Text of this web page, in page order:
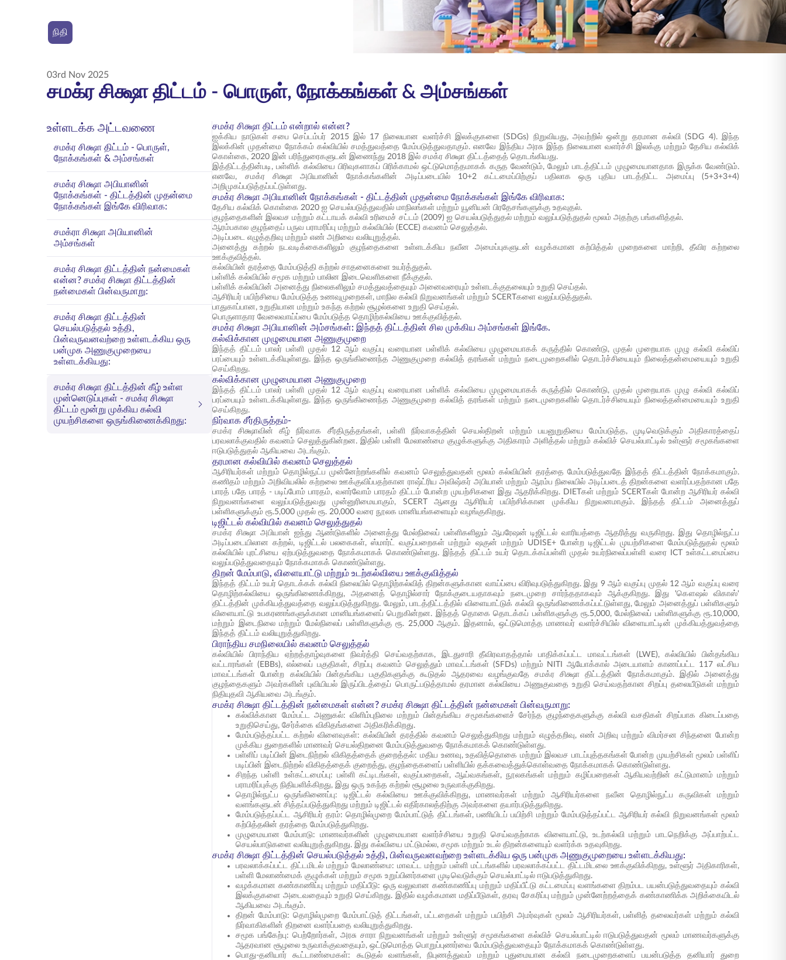
நிதி
03rd Nov 2025
சமக்ர சிக்ஷா திட்டம் - பொருள், நோக்கங்கள் & அம்சங்கள்
உள்ளடக்க அட்டவணை
சமக்ர சிக்ஷா திட்டம் - பொருள்,
நோக்கங்கள் & அம்சங்கள்
சமக்ர சிக்ஷா அபியானின்
நோக்கங்கள் - திட்டத்தின் முதன்மை
நோக்கங்கள் இங்கே விரிவாக:
சமக்ரா சிக்ஷா அபியானின்
அம்சங்கள்
சமக்ர சிக்ஷா திட்டத்தின் நன்மைகள்
என்ன? சமக்ர சிக்ஷா திட்டத்தின்
நன்மைகள் பின்வருமாறு:
சமக்ர சிக்ஷா திட்டத்தின்
செயல்படுத்தல் உத்தி,
பின்வருவனவற்றை உள்ளடக்கிய ஒரு
பன்முக அணுகுமுறையை
உள்ளடக்கியது:
சமக்ர சிக்ஷா திட்டத்தின் கீழ் உள்ள
முன்னெடுப்புகள் - சமக்ர சிக்ஷா
திட்டம் மூன்று முக்கிய கல்வி
முயற்சிகளை ஒருங்கிணைக்கிறது:
சமக்ர சிக்ஷா திட்டம் என்றால் என்ன?
ஐக்கிய நாடுகள் சபை செப்டம்பர் 2015 இல் 17 நிலையான வளர்ச்சி இலக்குகளை (SDGs) நிறுவியது, அவற்றில் ஒன்று தரமான கல்வி (SDG 4). இந்த
இலக்கின் முதன்மை நோக்கம் கல்வியில் சமத்துவத்தை மேம்படுத்துவதாகும். எனவே இந்திய அரசு இந்த நிலையான வளர்ச்சி இலக்கு மற்றும் தேசிய கல்விக்
கொள்கை, 2020 இன் பரிந்துரைகளுடன் இணைந்து 2018 இல் சமக்ர சிக்ஷா திட்டத்தைத் தொடங்கியது.
இத்திட்டத்தின்படி, பள்ளிக் கல்வியை பிரிவுகளாகப் பிரிக்காமல் ஒட்டுமொத்தமாகக் கருத வேண்டும், மேலும் பாடத்திட்டம் முழுமையானதாக இருக்க வேண்டும்.
எனவே, சமக்ர சிக்ஷா அபியானின் நோக்கங்களின் அடிப்படையில் 10+2 கட்டமைப்பிற்குப் பதிலாக ஒரு புதிய பாடத்திட்ட அமைப்பு (5+3+3+4)
அறிமுகப்படுத்தப்பட்டுள்ளது.
சமக்ர சிக்ஷா அபியானின் நோக்கங்கள் - திட்டத்தின் முதன்மை நோக்கங்கள் இங்கே விரிவாக:
தேசிய கல்விக் கொள்கை 2020 ஐ செயல்படுத்துவதில் மாநிலங்கள் மற்றும் யூனியன் பிரதேசங்களுக்கு உதவுதல்.
குழந்தைகளின் இலவச மற்றும் கட்டாயக் கல்வி உரிமைச் சட்டம் (2009) ஐ செயல்படுத்துதல் மற்றும் வலுப்படுத்துதல் மூலம் அதற்கு பங்களித்தல்.
ஆரம்பகால குழந்தைப் பருவ பராமரிப்பு மற்றும் கல்வியில் (ECCE) கவனம் செலுத்தல்.
அடிப்படை எழுத்தறிவு மற்றும் எண் அறிவை வலியுறுத்தல்.
அனைத்து கற்றல் நடவடிக்கைகளிலும் குழந்தைகளை உள்ளடக்கிய நவீன அமைப்புகளுடன் வழக்கமான கற்பித்தல் முறைகளை மாற்றி, தீவிர கற்றலை
ஊக்குவித்தல்.
கல்வியின் தரத்தை மேம்படுத்தி கற்றல் சாதனைகளை உயர்த்துதல்.
பள்ளிக் கல்வியில் சமூக மற்றும் பாலின இடைவெளிகளை நீக்குதல்.
பள்ளிக் கல்வியின் அனைத்து நிலைகளிலும் சமத்துவத்தையும் அனைவரையும் உள்ளடக்குதலையும் உறுதி செய்தல்.
ஆசிரியர் பயிற்சியை மேம்படுத்த உணவுமுறைகள், மாநில கல்வி நிறுவனங்கள் மற்றும் SCERTகளை வலுப்படுத்துதல்.
பாதுகாப்பான, உறுதியான மற்றும் உகந்த கற்றல் சூழல்களை உறுதி செய்தல்.
பொருளாதார வேலைவாய்ப்பை மேம்படுத்த தொழிற்கல்வியை ஊக்குவித்தல்.
சமக்ர சிக்ஷா அபியானின் அம்சங்கள்: இந்தத் திட்டத்தின் சில முக்கிய அம்சங்கள் இங்கே.
கல்விக்கான முழுமையான அணுகுமுறை
இந்தத் திட்டம் பாலர் பள்ளி முதல் 12 ஆம் வகுப்பு வரையான பள்ளிக் கல்வியை முழுமையாகக் கருத்தில் கொண்டு, முதல் முறையாக முழு கல்வி கல்விப்
பரப்பையும் உள்ளடக்கியுள்ளது. இந்த ஒருங்கிணைந்த அணுகுமுறை கல்வித் தரங்கள் மற்றும் நடைமுறைகளில் தொடர்ச்சியையும் நிலைத்தன்மையையும் உறுதி
செய்கிறது.
கல்விக்கான முழுமையான அணுகுமுறை
இந்தத் திட்டம் பாலர் பள்ளி முதல் 12 ஆம் வகுப்பு வரையான பள்ளிக் கல்வியை முழுமையாகக் கருத்தில் கொண்டு, முதல் முறையாக முழு கல்வி கல்விப்
பரப்பையும் உள்ளடக்கியுள்ளது. இந்த ஒருங்கிணைந்த அணுகுமுறை கல்வித் தரங்கள் மற்றும் நடைமுறைகளில் தொடர்ச்சியையும் நிலைத்தன்மையையும் உறுதி
செய்கிறது.
நிர்வாக சீர்திருத்தம்-
சமக்ர சிக்ஷாவின் கீழ் நிர்வாக சீர்திருத்தங்கள், பள்ளி நிர்வாகத்தின் செயல்திறன் மற்றும் பயனுறுதியை மேம்படுத்த, முடிவெடுக்கும் அதிகாரத்தைப்
பரவலாக்குவதில் கவனம் செலுத்துகின்றன. இதில் பள்ளி மேலாண்மை குழுக்களுக்கு அதிகாரம் அளித்தல் மற்றும் கல்விச் செயல்பாட்டில் உள்ளூர் சமூகங்களை
ஈடுபடுத்துதல் ஆகியவை அடங்கும்.
தரமான கல்வியில் கவனம் செலுத்தல்
ஆசிரியர்கள் மற்றும் தொழில்நுட்ப முன்னேற்றங்களில் கவனம் செலுத்துவதன் மூலம் கல்வியின் தரத்தை மேம்படுத்துவதே இந்தத் திட்டத்தின் நோக்கமாகும்.
கணிதம் மற்றும் அறிவியலில் கற்றலை ஊக்குவிப்பதற்கான ராஷ்ட்ரிய அவிஷ்கர் அபியான் மற்றும் ஆரம்ப நிலையில் அடிப்படைத் திறன்களை வளர்ப்பதற்கான பதே
பாரத் பதே பாரத் - படிப்போம் பாரதம், வளர்வோம் பாரதம் திட்டம் போன்ற முயற்சிகளை இது ஆதரிக்கிறது. DIETகள் மற்றும் SCERTகள் போன்ற ஆசிரியர் கல்வி
நிறுவனங்களை வலுப்படுத்துவது முன்னுரிமையாகும், SCERT ஆனது ஆசிரியர் பயிற்சிக்கான முக்கிய நிறுவனமாகும். இந்தத் திட்டம் அனைத்துப்
பள்ளிகளுக்கும் ரூ.5,000 முதல் ரூ. 20,000 வரை நூலக மானியங்களையும் வழங்குகிறது.
டிஜிட்டல் கல்வியில் கவனம் செலுத்துதல்
சமக்ர சிக்ஷா அபியான் ஐந்து ஆண்டுகளில் அனைத்து மேல்நிலைப் பள்ளிகளிலும் ஆபரேஷன் டிஜிட்டல் வாரியத்தை ஆதரித்து வருகிறது. இது தொழில்நுட்ப
அடிப்படையிலான கற்றல், டிஜிட்டல் பலகைகள், ஸ்மார்ட் வகுப்பறைகள் மற்றும் ஷகுன் மற்றும் UDISE+ போன்ற டிஜிட்டல் முயற்சிகளை மேம்படுத்துதல் மூலம்
கல்வியில் புரட்சியை ஏற்படுத்துவதை நோக்கமாகக் கொண்டுள்ளது. இந்தத் திட்டம் உயர் தொடக்கப்பள்ளி முதல் உயர்நிலைப்பள்ளி வரை ICT உள்கட்டமைப்பை
வலுப்படுத்துவதையும் நோக்கமாகக் கொண்டுள்ளது.
திறன் மேம்பாடு, விளையாட்டு மற்றும் உடற்கல்வியை ஊக்குவித்தல்
இந்தத் திட்டம் உயர் தொடக்கக் கல்வி நிலையில் தொழிற்கல்வித் திறன்களுக்கான வாய்ப்பை விரிவுபடுத்துகிறது. இது 9 ஆம் வகுப்பு முதல் 12 ஆம் வகுப்பு வரை
தொழிற்கல்வியை ஒருங்கிணைக்கிறது, அதனைத் தொழில்சார் நோக்குடையதாகவும் நடைமுறை சார்ந்ததாகவும் ஆக்குகிறது. இது 'கௌஷல் விகாஸ்'
திட்டத்தின் முக்கியத்துவத்தை வலுப்படுத்துகிறது. மேலும், பாடத்திட்டத்தில் விளையாட்டுக் கல்வி ஒருங்கிணைக்கப்பட்டுள்ளது, மேலும் அனைத்துப் பள்ளிகளும்
விளையாட்டு உபகரணங்களுக்கான மானியங்களைப் பெறுகின்றன. இந்தத் தொகை தொடக்கப் பள்ளிகளுக்கு ரூ.5,000, மேல்நிலைப் பள்ளிகளுக்கு ரூ.10,000,
மற்றும் இடைநிலை மற்றும் மேல்நிலைப் பள்ளிகளுக்கு ரூ. 25,000 ஆகும். இதனால், ஒட்டுமொத்த மாணவர் வளர்ச்சியில் விளையாட்டின் முக்கியத்துவத்தை
இந்தத் திட்டம் வலியுறுத்துகிறது.
பிராந்திய சமநிலையில் கவனம் செலுத்தல்
கல்வியில் பிராந்திய ஏற்றத்தாழ்வுகளை நிவர்த்தி செய்வதற்காக, இடதுசாரி தீவிரவாதத்தால் பாதிக்கப்பட்ட மாவட்டங்கள் (LWE), கல்வியில் பின்தங்கிய
வட்டாரங்கள் (EBBs), எல்லைப் பகுதிகள், சிறப்பு கவனம் செலுத்தும் மாவட்டங்கள் (SFDs) மற்றும் NITI ஆயோக்கால் அடையாளம் காணப்பட்ட 117 லட்சிய
மாவட்டங்கள் போன்ற கல்வியில் பின்தங்கிய பகுதிகளுக்கு கூடுதல் ஆதரவை வழங்குவதே சமக்ர சிக்ஷா திட்டத்தின் நோக்கமாகும். இதில் அனைத்து
குழந்தைகளும் அவர்களின் புவியியல் இருப்பிடத்தைப் பொருட்படுத்தாமல் தரமான கல்வியை அணுகுவதை உறுதி செய்வதற்கான சிறப்பு தலையீடுகள் மற்றும்
நிதியுதவி ஆகியவை அடங்கும்.
சமக்ர சிக்ஷா திட்டத்தின் நன்மைகள் என்ன? சமக்ர சிக்ஷா திட்டத்தின் நன்மைகள் பின்வருமாறு:
கல்விக்கான மேம்பட்ட அணுகல்: விளிம்புநிலை மற்றும் பின்தங்கிய சமூகங்களைச் சேர்ந்த குழந்தைகளுக்கு கல்வி வசதிகள் சிறப்பாக கிடைப்பதை
உறுதிசெய்து, சேர்க்கை விகிதங்களை அதிகரிக்கிறது.
மேம்படுத்தப்பட்ட கற்றல் விளைவுகள்: கல்வியின் தரத்தில் கவனம் செலுத்துகிறது மற்றும் எழுத்தறிவு, எண் அறிவு மற்றும் விமர்சன சிந்தனை போன்ற
முக்கிய துறைகளில் மாணவர் செயல்திறனை மேம்படுத்துவதை நோக்கமாகக் கொண்டுள்ளது.
பள்ளிப் படிப்பின் இடைநிற்றல் விகிதத்தைக் குறைத்தல்: மதிய உணவு, உதவித்தொகை மற்றும் இலவச பாடப்புத்தகங்கள் போன்ற முயற்சிகள் மூலம் பள்ளிப்
படிப்பின் இடைநிற்றல் விகிதத்தைக் குறைத்து, குழந்தைகளைப் பள்ளியில் தக்கவைத்துக்கொள்வதை நோக்கமாகக் கொண்டுள்ளது.
சிறந்த பள்ளி உள்கட்டமைப்பு: பள்ளி கட்டிடங்கள், வகுப்பறைகள், ஆய்வகங்கள், நூலகங்கள் மற்றும் கழிப்பறைகள் ஆகியவற்றின் கட்டுமானம் மற்றும்
பராமரிப்புக்கு நிதியளிக்கிறது, இது ஒரு உகந்த கற்றல் சூழலை உருவாக்குகிறது.
தொழில்நுட்ப ஒருங்கிணைப்பு: டிஜிட்டல் கல்வியை ஊக்குவிக்கிறது, மாணவர்கள் மற்றும் ஆசிரியர்களை நவீன தொழில்நுட்ப கருவிகள் மற்றும்
வளங்களுடன் சித்தப்படுத்துகிறது மற்றும் டிஜிட்டல் எதிர்காலத்திற்கு அவர்களை தயார்படுத்துகிறது.
மேம்படுத்தப்பட்ட ஆசிரியர் தரம்: தொழில்முறை மேம்பாட்டுத் திட்டங்கள், பணியிடப் பயிற்சி மற்றும் மேம்படுத்தப்பட்ட ஆசிரியர் கல்வி நிறுவனங்கள் மூலம்
கற்பித்தலின் தரத்தை மேம்படுத்துகிறது.
முழுமையான மேம்பாடு: மாணவர்களின் முழுமையான வளர்ச்சியை உறுதி செய்வதற்காக விளையாட்டு, உடற்கல்வி மற்றும் பாடநெறிக்கு அப்பாற்பட்ட
செயல்பாடுகளை வலியுறுத்துகிறது. இது கல்வியை மட்டுமல்ல, சமூக மற்றும் உடல் திறன்களையும் வளர்க்க உதவுகிறது.
சமக்ர சிக்ஷா திட்டத்தின் செயல்படுத்தல் உத்தி, பின்வருவனவற்றை உள்ளடக்கிய ஒரு பன்முக அணுகுமுறையை உள்ளடக்கியது:
பரவலாக்கப்பட்ட திட்டமிடல் மற்றும் மேலாண்மை: மாவட்ட மற்றும் பள்ளி மட்டங்களில் பரவலாக்கப்பட்ட திட்டமிடலை ஊக்குவிக்கிறது, உள்ளூர் அதிகாரிகள்,
பள்ளி மேலாண்மைக் குழுக்கள் மற்றும் சமூக உறுப்பினர்களை முடிவெடுக்கும் செயல்பாட்டில் ஈடுபடுத்துகிறது.
வழக்கமான கண்காணிப்பு மற்றும் மதிப்பீடு: ஒரு வலுவான கண்காணிப்பு மற்றும் மதிப்பீட்டு கட்டமைப்பு வளங்களை திறம்பட பயன்படுத்துவதையும் கல்வி
இலக்குகளை அடைவதையும் உறுதி செய்கிறது. இதில் வழக்கமான மதிப்பீடுகள், தரவு சேகரிப்பு மற்றும் முன்னேற்றத்தைக் கண்காணிக்க அறிக்கையிடல்
ஆகியவை அடங்கும்.
திறன் மேம்பாடு: தொழில்முறை மேம்பாட்டுத் திட்டங்கள், பட்டறைகள் மற்றும் பயிற்சி அமர்வுகள் மூலம் ஆசிரியர்கள், பள்ளித் தலைவர்கள் மற்றும் கல்வி
நிர்வாகிகளின் திறனை வளர்ப்பதை வலியுறுத்துகிறது.
சமூக பங்கேற்பு: பெற்றோர்கள், அரசு சாரா நிறுவனங்கள் மற்றும் உள்ளூர் சமூகங்களை கல்விச் செயல்பாட்டில் ஈடுபடுத்துவதன் மூலம் மாணவர்களுக்கு
ஆதரவான சூழலை உருவாக்குவதையும், ஒட்டுமொத்த பொறுப்புணர்வை மேம்படுத்துவதையும் நோக்கமாகக் கொண்டுள்ளது.
பொது-தனியார் கூட்டாண்மைகள்: கூடுதல் வளங்கள், நிபுணத்துவம் மற்றும் புதுமையான கல்வி நடைமுறைகளைப் பயன்படுத்த தனியார் துறை